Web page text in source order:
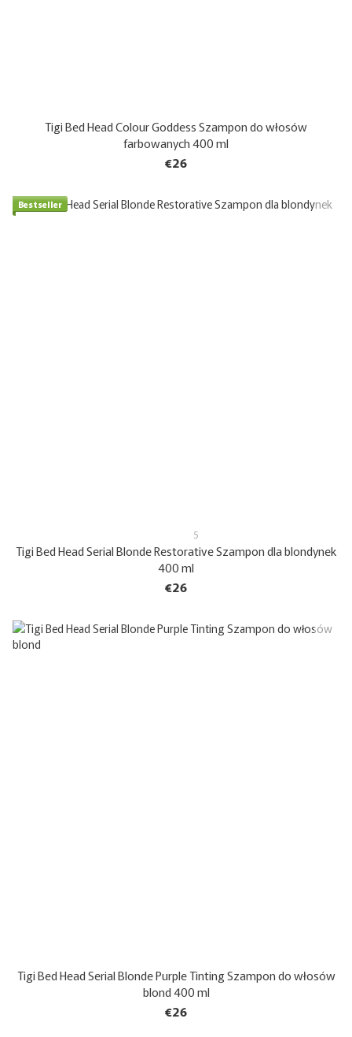
Tigi Bed Head Colour Goddess Szampon do włosów
farbowanych 400 ml
€26
Bestseller
5
Tigi Bed Head Serial Blonde Restorative Szampon dla blondynek
400 ml
€26
Tigi Bed Head Serial Blonde Purple Tinting Szampon do włosów
blond 400 ml
€26